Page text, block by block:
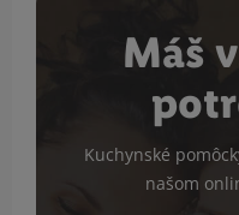
Máš
Kuchynské
našom